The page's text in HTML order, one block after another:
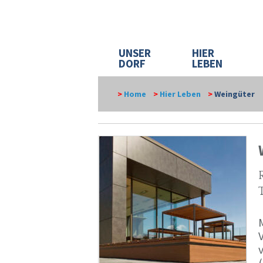
UNSER
DORF
HIER
LEBEN
> Home > Hier Leben >Weingüter